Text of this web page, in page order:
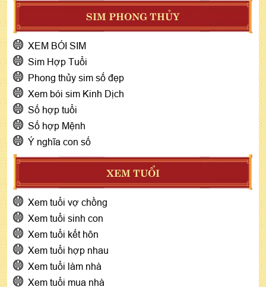
SIM PHONG THỦY
XEM BÓI SIM
Sim Hợp Tuổi
Phong thủy sim số đẹp
Xem bói sim Kinh Dịch
Số hợp tuổi
Số hợp Mệnh
Ý nghĩa con số
XEM TUỔI
Xem tuổi vợ chồng
Xem tuổi sinh con
Xem tuổi kết hôn
Xem tuổi hợp nhau
Xem tuổi làm nhà
Xem tuổi mua nhà